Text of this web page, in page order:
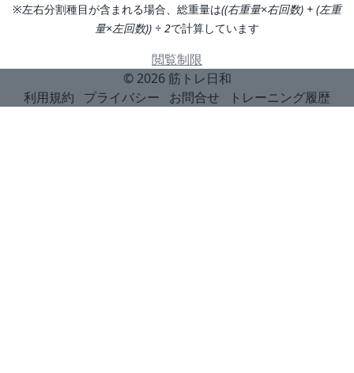
※左右分割種目が含まれる場合、総重量は((右重量×右回数) + (左重
量×左回数)) ÷ 2で計算しています
閲覧制限
© 2026 筋トレ日和
利用規約
プライバシー お問合せ トレーニング履歴